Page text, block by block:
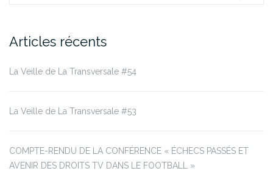
Articles récents
La Veille de La Transversale #54
La Veille de La Transversale #53
COMPTE-RENDU DE LA CONFÉRENCE « ÉCHECS PASSÉS ET
AVENIR DES DROITS TV DANS LE FOOTBALL »